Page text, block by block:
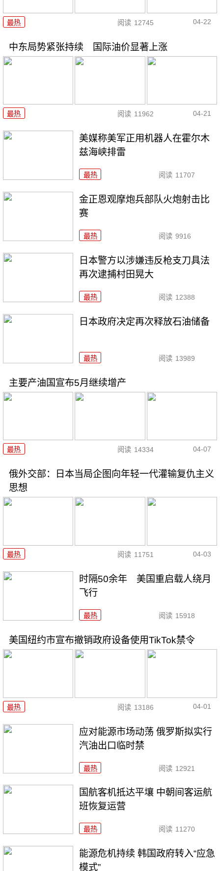
最热 阅读 12745 04-22
中东局势紧张持续 国际油价显著上涨
最热 阅读 11962 04-21
美媒称美军正用机器人在霍尔木
兹海峡排雷
最热 阅读 11707
金正恩观摩炮兵部队火炮射击比
赛
最热 阅读 9916
日本警方以涉嫌违反枪支刀具法
再次逮捕村田晃大
最热 阅读 12388
日本政府决定再次释放石油储备
最热 阅读 13989
主要产油国宣布5月继续增产
最热 阅读 14334 04-07
俄外交部：日本当局企图向年轻一代灌输复仇主义
思想
最热 阅读 11751 04-03
时隔50余年 美国重启载人绕月
飞行
最热 阅读 15918
美国纽约市宣布撤销政府设备使用TikTok禁令
最热 阅读 13186 04-01
应对能源市场动荡 俄罗斯拟实行
汽油出口临时禁
最热 阅读 12921
国航客机抵达平壤 中朝间客运航
班恢复运营
最热 阅读 11270
能源危机持续 韩国政府转入“应急
模式”